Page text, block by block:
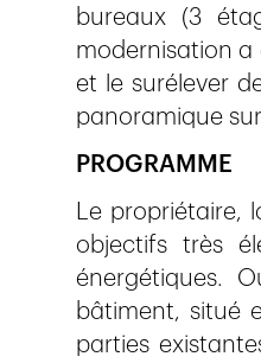
bureaux (3
modernisation
et le surélever
panoramique
PROGRAMME
Le propriétaire,
objectifs très
énergétiques.
bâtiment, situé
parties